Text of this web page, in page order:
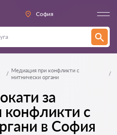
София
Медиация при конфликти с
митнически органи
за
с
в София